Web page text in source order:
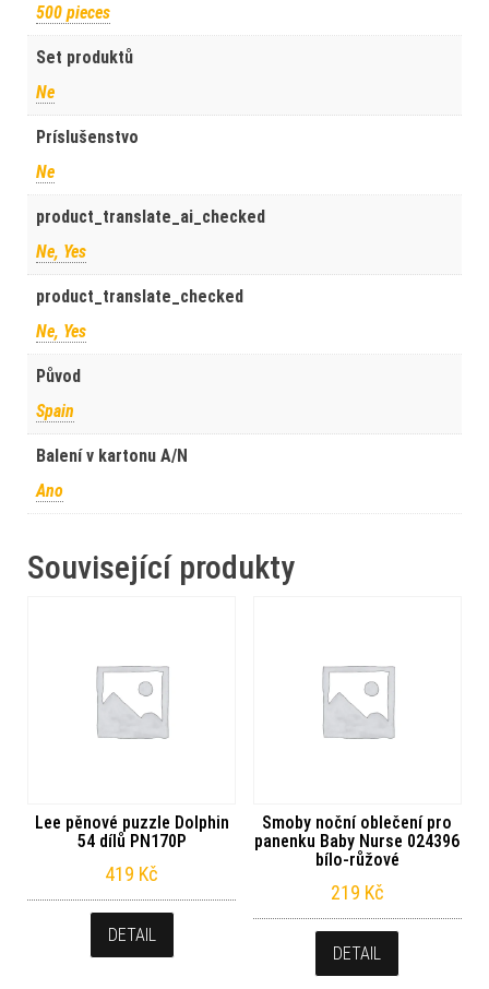
500 pieces
Set produktů
Ne
Príslušenstvo
Ne
product_translate_ai_checked
Ne, Yes
product_translate_checked
Ne, Yes
Původ
Spain
Balení v kartonu A/N
Ano
Související produkty
Lee pěnové puzzle Dolphin
54 dílů PN170P
419 Kč
DETAIL
Smoby noční oblečení pro
panenku Baby Nurse 024396
bílo-růžové
219 Kč
DETAIL